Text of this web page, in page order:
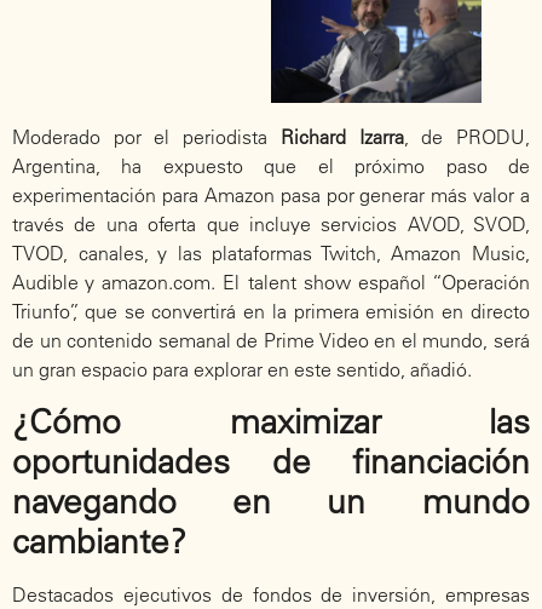
Moderado por el periodista Richard Izarra, de PRODU,
Argentina, ha expuesto que el próximo paso de
experimentación para Amazon pasa por generar más valor a
través de una oferta que incluye servicios AVOD, SVOD,
TVOD, canales, y las plataformas Twitch, Amazon Music,
Audible y amazon.com. El talent show español “Operación
Triunfo”, que se convertirá en la primera emisión en directo
de un contenido semanal de Prime Video en el mundo, será
un gran espacio para explorar en este sentido, añadió.
¿Cómo maximizar las
oportunidades de financiación
navegando en un mundo
cambiante?
Destacados ejecutivos de fondos de inversión, empresas